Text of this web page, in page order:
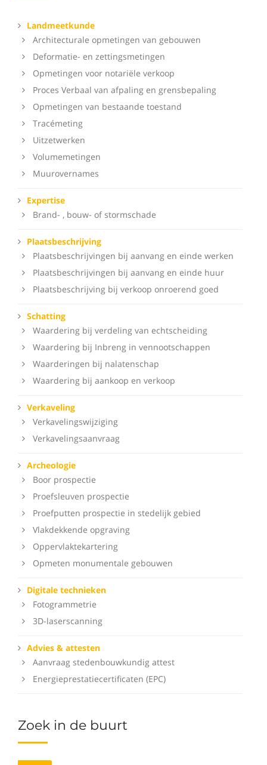
Landmeetkunde
Architecturale opmetingen van gebouwen
Deformatie- en zettingsmetingen
Opmetingen voor notariële verkoop
Proces Verbaal van afpaling en grensbepaling
Opmetingen van bestaande toestand
Tracémeting
Uitzetwerken
Volumemetingen
Muurovernames
Expertise
Brand- , bouw- of stormschade
Plaatsbeschrijving
Plaatsbeschrijvingen bij aanvang en einde werken
Plaatsbeschrijvingen bij aanvang en einde huur
Plaatsbeschrijving bij verkoop onroerend goed
Schatting
Waardering bij verdeling van echtscheiding
Waardering bij Inbreng in vennootschappen
Waarderingen bij nalatenschap
Waardering bij aankoop en verkoop
Verkaveling
Verkavelingswijziging
Verkavelingsaanvraag
Archeologie
Boor prospectie
Proefsleuven prospectie
Proefputten prospectie in stedelijk gebied
Vlakdekkende opgraving
Oppervlaktekartering
Opmeten monumentale gebouwen
Digitale technieken
Fotogrammetrie
3D-laserscanning
Advies & attesten
Aanvraag stedenbouwkundig attest
Energieprestatiecertificaten (EPC)
Zoek in de buurt